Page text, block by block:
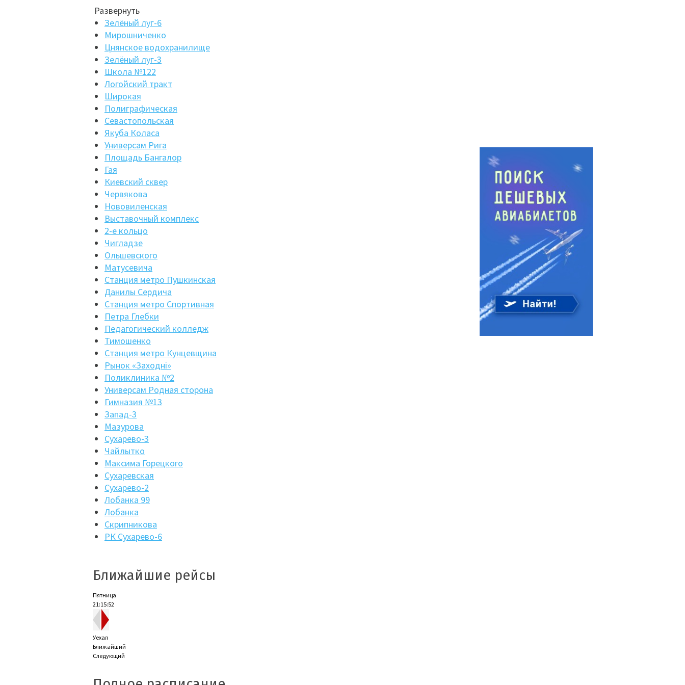
Развернуть
Зелёный луг-6
Мирошниченко
Цнянское водохранилище
Зелёный луг-3
Школа №122
Логойский тракт
Широкая
Полиграфическая
Севастопольская
Якуба Коласа
Универсам Рига
Площадь Бангалор
Гая
Киевский сквер
Червякова
Нововиленская
Выставочный комплекс
2-е кольцо
Чигладзе
Ольшевского
Матусевича
Станция метро Пушкинская
Данилы Сердича
Станция метро Спортивная
Петра Глебки
Педагогический колледж
Тимошенко
Станция метро Кунцевщина
Рынок «Заходнi»
Поликлиника №2
Универсам Родная сторона
Гимназия №13
Запад-3
Мазурова
Сухарево-3
Чайлытко
Максима Горецкого
Сухаревская
Сухарево-2
Лобанка 99
Лобанка
Скрипникова
РК Сухарево-6
Ближайшие рейсы
Пятница
21:15:53
Уехал
Ближайший
Следующий